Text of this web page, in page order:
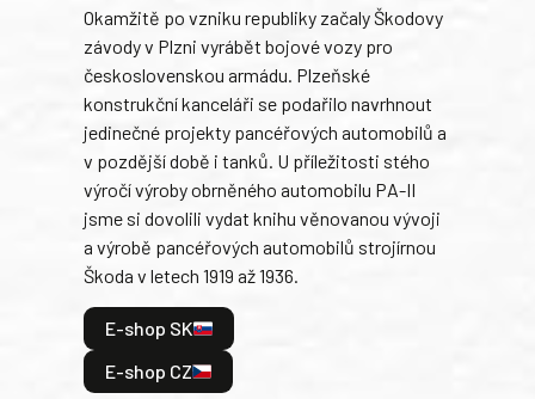
Okamžitě po vzniku republiky začaly Škodovy
závody v Plzni vyrábět bojové vozy pro
československou armádu. Plzeňské
konstrukční kanceláři se podařilo navrhnout
jedinečné projekty pancéřových automobilů a
v pozdější době i tanků. U příležitosti stého
výročí výroby obrněného automobilu PA-II
jsme si dovolili vydat knihu věnovanou vývoji
a výrobě pancéřových automobilů strojírnou
Škoda v letech 1919 až 1936.
E-shop SK
E-shop CZ